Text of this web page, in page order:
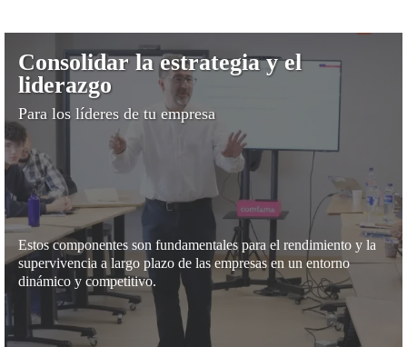
Consolidar la estrategia y el
liderazgo
Para los líderes de tu empresa
Consolidar la estrategia y el liderazgo
Estos componentes son fundamentales para el rendimiento y la
supervivencia a largo plazo de las empresas en un entorno
dinámico y competitivo.